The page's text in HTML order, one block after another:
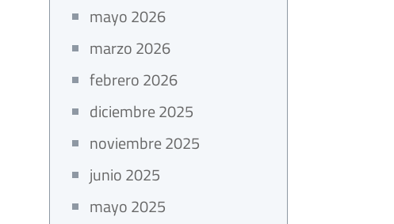
mayo 2026
marzo 2026
febrero 2026
diciembre 2025
noviembre 2025
junio 2025
mayo 2025